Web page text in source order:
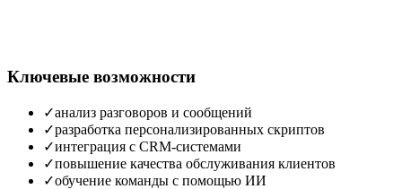
Ключевые возможности
✓анализ разговоров и сообщений
✓разработка персонализированных скриптов
✓интеграция с CRM‑системами
✓повышение качества обслуживания клиентов
✓обучение команды с помощью ИИ